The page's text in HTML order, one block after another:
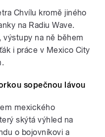
Chvílu kromě jiného
na Radiu Wave.
výstupy na ně během
i práce v Mexico City
sopečnou lávou
mexického
skýtá výhled na
o bojovníkovi a